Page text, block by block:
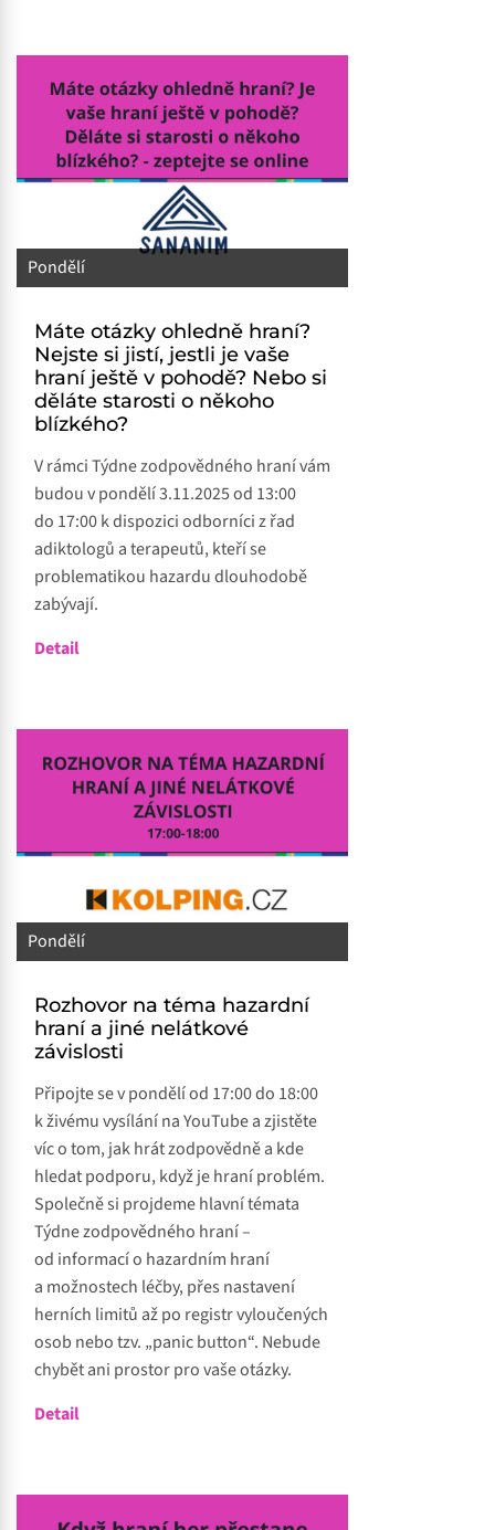
Pondělí
Máte otázky ohledně hraní?
Nejste si jistí, jestli je vaše
hraní ještě v pohodě? Nebo si
děláte starosti o někoho
blízkého?
V rámci Týdne zodpovědného hraní vám
budou v pondělí 3.11.2025 od 13:00
do 17:00 k dispozici odborníci z řad
adiktologů a terapeutů, kteří se
problematikou hazardu dlouhodobě
zabývají.
Detail
Pondělí
Rozhovor na téma hazardní
hraní a jiné nelátkové
závislosti
Připojte se v pondělí od 17:00 do 18:00
k živému vysílání na YouTube a zjistěte
víc o tom, jak hrát zodpovědně a kde
hledat podporu, když je hraní problém.
Společně si projdeme hlavní témata
Týdne zodpovědného hraní –
od informací o hazardním hraní
a možnostech léčby, přes nastavení
herních limitů až po registr vyloučených
osob nebo tzv. „panic button“. Nebude
chybět ani prostor pro vaše otázky.
Detail